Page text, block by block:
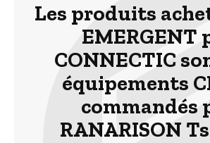
Les produits
EMERGENT
CONNECTIC
équipements
commandés
RANARISON